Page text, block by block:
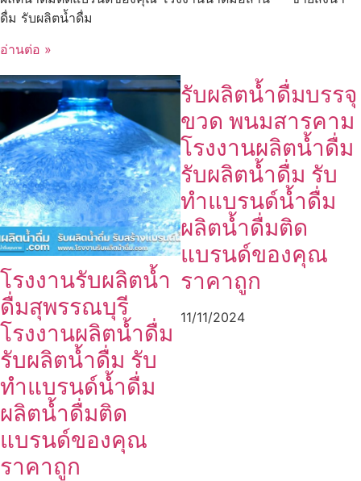
ดื่ม รับผลิตน้ำดื่ม
อ่านต่อ »
โรงงานรับผลิตน้ำ
ดื่มสุพรรณบุรี
โรงงานผลิตน้ำดื่ม
รับผลิตน้ำดื่ม รับ
ทำแบรนด์น้ำดื่ม
ผลิตน้ำดื่มติด
แบรนด์ของคุณ
ราคาถูก
รับผลิตน้ำดื่มบรรจุ
ขวด พนมสารคาม
โรงงานผลิตน้ำดื่ม
รับผลิตน้ำดื่ม รับ
ทำแบรนด์น้ำดื่ม
ผลิตน้ำดื่มติด
แบรนด์ของคุณ
ราคาถูก
11/11/2024